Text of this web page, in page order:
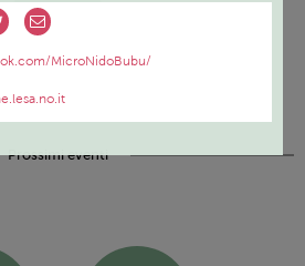
MicroNidoBubu/
SCOPRI
TUTTI I
EVENTI
Prossimi eventi